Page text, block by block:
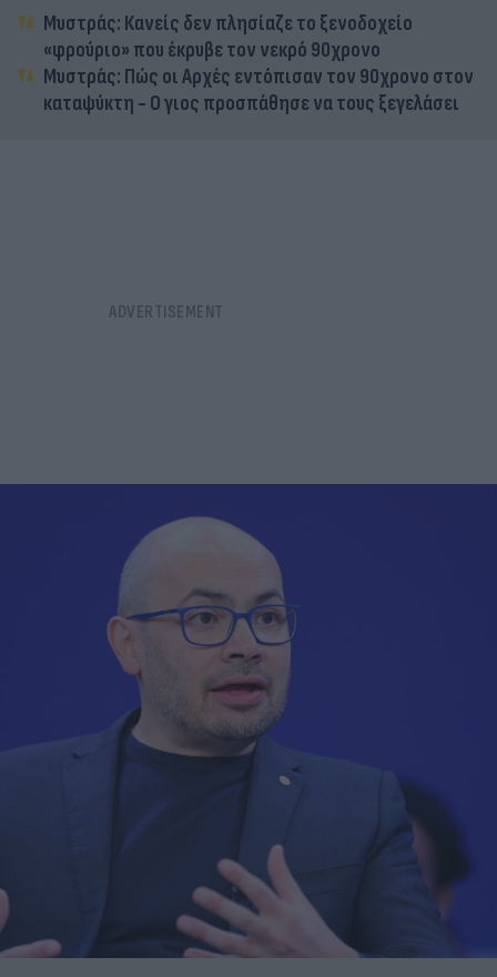
Μυστράς: Κανείς δεν πλησίαζε το ξενοδοχείο
«φρούριο» που έκρυβε τον νεκρό 90χρονο
Μυστράς: Πώς οι Αρχές εντόπισαν τον 90χρονο στον
καταψύκτη - Ο γιος προσπάθησε να τους ξεγελάσει